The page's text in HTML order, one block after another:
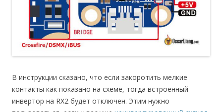
В инструкции сказано, что если закоротить мелкие
контакты как показано на схеме, тогда встроенный
инвертор на RX2 будет отключен. Этим нужно